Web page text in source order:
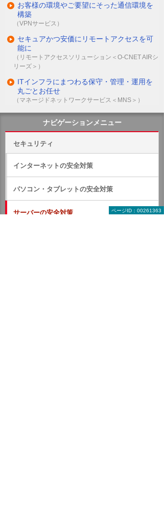
お客様の環境やご要望にそった通信環境を
構築
（VPNサービス）
セキュアかつ安価にリモートアクセスを可
能に
（リモートアクセスソリューション＜O-CNET AIRシ
リーズ＞）
ITインフラにまつわる保守・管理・運用を
丸ごとお任せ
（マネージドネットワークサービス＜MNS＞）
ページID：00261363
ナビゲーションメニュー
セキュリティ
インターネットの安全対策
パソコン・タブレットの安全対策
サーバーの安全対策